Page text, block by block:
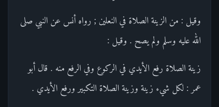
وقيل : من الزينة الصلاة في النعلين ; رواه أنس عن النبي صلى
الله عليه وسلم ولم يصح . وقيل :
زينة الصلاة رفع الأيدي في الركوع وفي الرفع منه . قال أبو
عمر : لكل شيء زينة وزينة الصلاة التكبير ورفع الأيدي .